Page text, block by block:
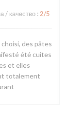
/ качество : 2/5
des pâtes
été cuites
et elles
totalement